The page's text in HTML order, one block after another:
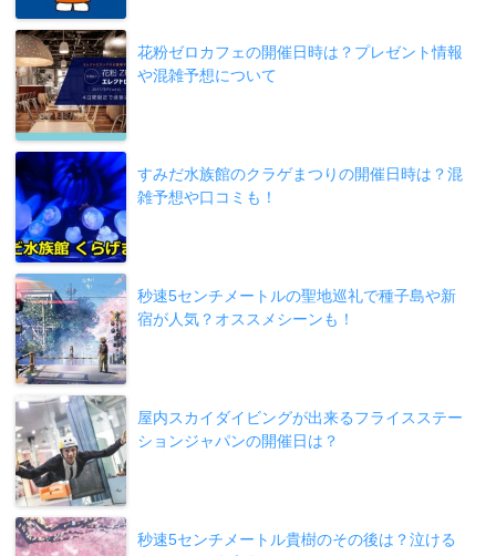
花粉ゼロカフェの開催日時は？プレゼント情報
や混雑予想について
すみだ水族館のクラゲまつりの開催日時は？混
雑予想や口コミも！
秒速5センチメートルの聖地巡礼で種子島や新
宿が人気？オススメシーンも！
屋内スカイダイビングが出来るフライスステー
ションジャパンの開催日は？
秒速5センチメートル貴樹のその後は？泣ける